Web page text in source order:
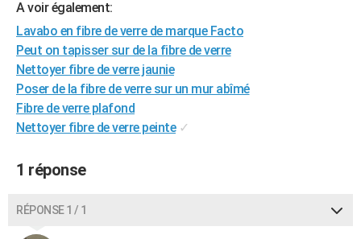
Art de vivre
Bien-être
Loisirs
Mode
Modes de vie
SANTE
Alimentation
Guide de la santé
Maladies
Médicaments
Sommeil
VOYAGE
Destinations
City break
Voyage nature
Voyage de noces
Forum
Climat
+PHOTO
GUIDES D'ACHAT
BONS PLANS
A voir également:
Lavabo en fibre de verre de marque Facto
Peut on tapisser sur de la fibre de verre
Nettoyer fibre de verre jaunie
Poser de la fibre de verre sur un mur abîmé
Fibre de verre plafond
Nettoyer fibre de verre peinte ✓
1 réponse
RÉPONSE 1 / 1